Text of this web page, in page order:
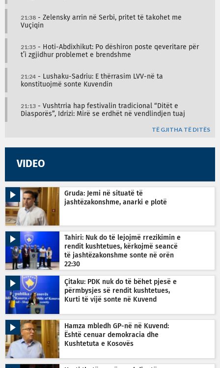
21:38 - Zelensky arrin në Serbi, pritet të takohet me
Vuçiqin
21:35 - Hoti-Abdixhikut: Po dëshiron poste qeveritare për
t’i zgjidhur problemet e brendshme
21:24 - Lushaku-Sadriu: E thërrasim LVV-në ta
konstituojmë sonte Kuvendin
21:13 - Vushtrria hap festivalin tradicional “Ditët e
Diasporës”, Idrizi: Mirë se erdhët në vendlindjen tuaj
TË GJITHA TË DITËS
VIDEO
Gruda: Jemi në situatë të
jashtëzakonshme, anarki e plotë
Tahiri: Nuk do të lejojmë rrezikimin e
rendit kushtetues, kërkojmë seancë
të jashtëzakonshme sonte në orën
22:30
Çitaku: PDK nuk do të bëhet pjesë e
përmbysjes së rendit kushtetues,
Kurti të vijë sonte në Kuvend
Hamza mbledh GP-në në Kuvend:
Është cenuar demokracia dhe
Kushtetuta e Kosovës